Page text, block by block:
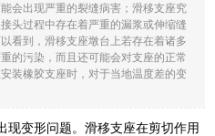
会出现严重的裂缝病害；滑移支座究
头过程中存在着严重的漏浆或伸缩缝
看到，滑移支座墩台上若存在着诸多
的污染，而且还可能会对支座的正常
装橡胶支座时，对于当地温度差的变
现变形问题。滑移支座在剪切作用